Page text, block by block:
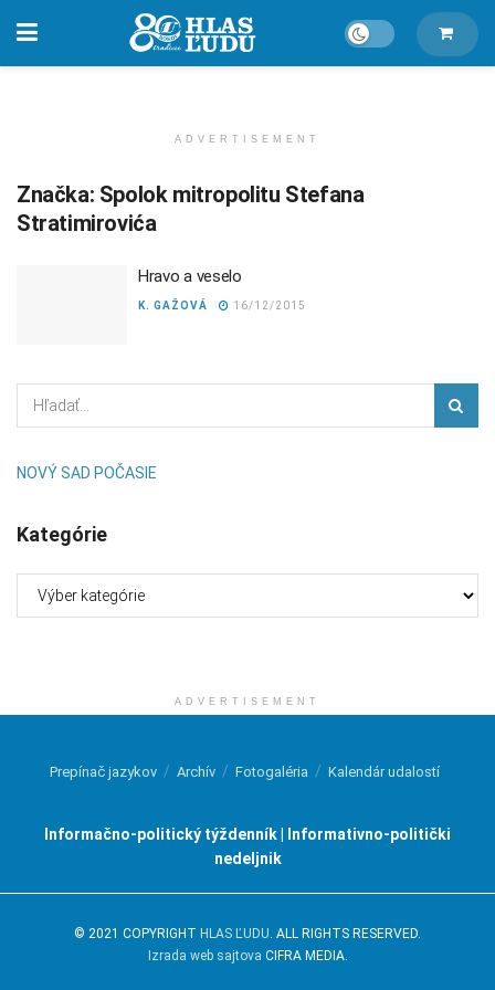
ADVERTISEMENT
Značka: Spolok mitropolitu Stefana
Stratimirovića
Hravo a veselo
K. GAŽOVÁ 16/12/2015
NOVÝ SAD POČASIE
Kategórie
ADVERTISEMENT
Prepínač jazykov Archív Fotogaléria Kalendár udalostí
Informačno-politický týždenník | Informativno-politički
nedeljnik
© 2021 COPYRIGHT HLAS ĽUDU . ALL RIGHTS RESERVED.
Izrada web sajtova CIFRA MEDIA.